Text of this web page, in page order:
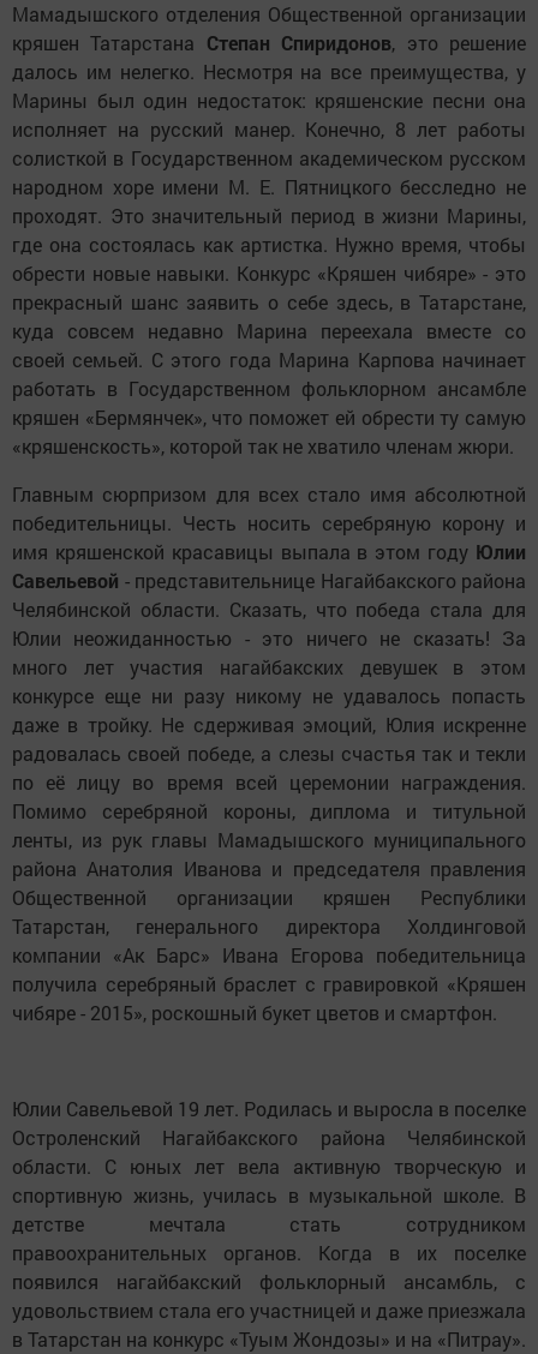
Мамадышского отделения Общественной организации
кряшен Татарстана Степан Спиридонов, это решение
далось им нелегко. Несмотря на все преимущества, у
Марины был один недостаток: кряшенские песни она
исполняет на русский манер. Конечно, 8 лет работы
солисткой в Государственном академическом русском
народном хоре имени М. Е. Пятницкого бесследно не
проходят. Это значительный период в жизни Марины,
где она состоялась как артистка. Нужно время, чтобы
обрести новые навыки. Конкурс «Кряшен чибяре» - это
прекрасный шанс заявить о себе здесь, в Татарстане,
куда совсем недавно Марина переехала вместе со
своей семьей. С этого года Марина Карпова начинает
работать в Государственном фольклорном ансамбле
кряшен «Бермянчек», что поможет ей обрести ту самую
«кряшенскость», которой так не хватило членам жюри.
Главным сюрпризом для всех стало имя абсолютной
победительницы. Честь носить серебряную корону и
имя кряшенской красавицы выпала в этом году Юлии
Савельевой - представительнице Нагайбакского района
Челябинской области. Сказать, что победа стала для
Юлии неожиданностью - это ничего не сказать! За
много лет участия нагайбакских девушек в этом
конкурсе еще ни разу никому не удавалось попасть
даже в тройку. Не сдерживая эмоций, Юлия искренне
радовалась своей победе, а слезы счастья так и текли
по её лицу во время всей церемонии награждения.
Помимо серебряной короны, диплома и титульной
ленты, из рук главы Мамадышского муниципального
района Анатолия Иванова и председателя правления
Общественной организации кряшен Республики
Татарстан, генерального директора Холдинговой
компании «Ак Барс» Ивана Егорова победительница
получила серебряный браслет с гравировкой «Кряшен
чибяре - 2015», роскошный букет цветов и смартфон.
Юлии Савельевой 19 лет. Родилась и выросла в поселке
Остроленский Нагайбакского района Челябинской
области. С юных лет вела активную творческую и
спортивную жизнь, училась в музыкальной школе. В
детстве мечтала стать сотрудником
правоохранительных органов. Когда в их поселке
появился нагайбакский фольклорный ансамбль, с
удовольствием стала его участницей и даже приезжала
в Татарстан на конкурс «Туым Жондозы» и на «Питрау».